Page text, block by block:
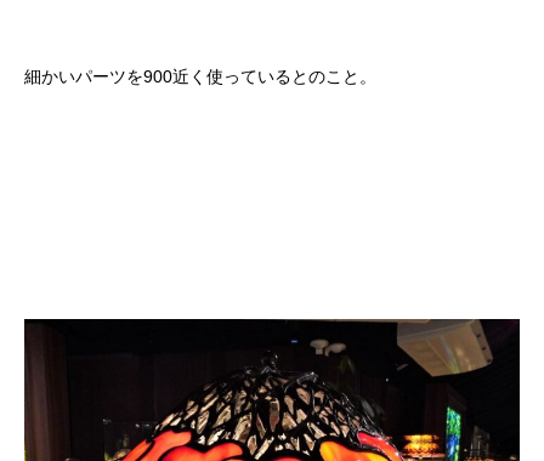
細かいパーツを900近く使っているとのこと。